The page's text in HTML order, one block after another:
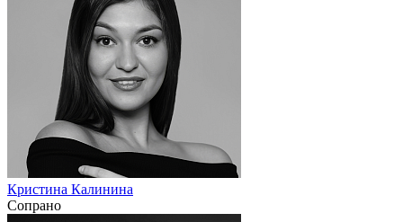
Кристина Калинина
Сопрано